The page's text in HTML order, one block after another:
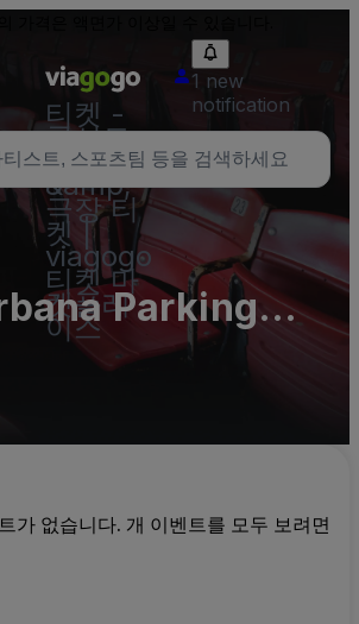
티켓 -
콘서트,
스포츠
&amp;
극장 티
켓 |
viagogo
티켓 마
켓플레
이스
1 new
notification
Parking
가 없습니다. 개 이벤트를 모두 보려면